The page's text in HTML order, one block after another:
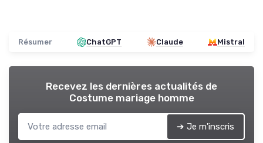
Résumer ChatGPT Claude Mistral
Recevez les dernières actualités de
Costume mariage homme
➔ Je m'inscris